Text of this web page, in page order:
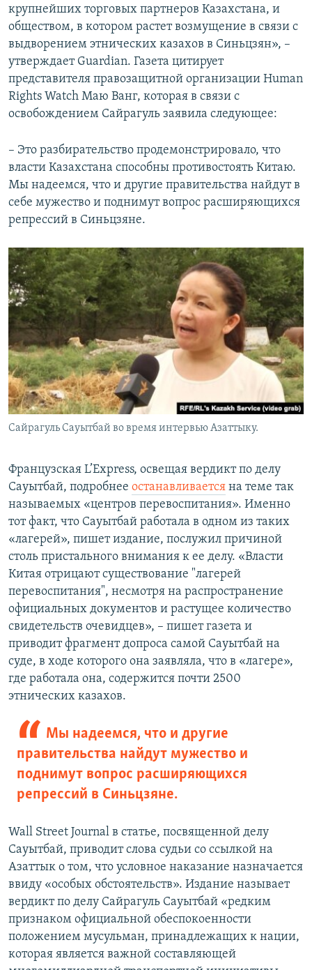
крупнейших торговых партнеров Казахстана, и
обществом, в котором растет возмущение в связи с
выдворением этнических казахов в Синьцзян», –
утверждает Guardian. Газета цитирует
представителя правозащитной организации Human
Rights Watch Маю Ванг, которая в связи с
освобождением Сайрагуль заявила следующее:
– Это разбирательство продемонстрировало, что
власти Казахстана способны противостоять Китаю.
Мы надеемся, что и другие правительства найдут в
себе мужество и поднимут вопрос расширяющихся
репрессий в Синьцзяне.
Сайрагуль Сауытбай во время интервью Азаттыку.
Французская L’Express, освещая вердикт по делу
Сауытбай, подробнее останавливается на теме так
называемых «центров перевоспитания». Именно
тот факт, что Сауытбай работала в одном из таких
«лагерей», пишет издание, послужил причиной
столь пристального внимания к ее делу. «Власти
Китая отрицают существование "лагерей
перевоспитания", несмотря на распространение
официальных документов и растущее количество
свидетельств очевидцев», – пишет газета и
приводит фрагмент допроса самой Сауытбай на
суде, в ходе которого она заявляла, что в «лагере»,
где работала она, содержится почти 2500
этнических казахов.
Мы надеемся, что и другие
правительства найдут мужество и
поднимут вопрос расширяющихся
репрессий в Синьцзяне.
Wall Street Journal в статье, посвященной делу
Сауытбай, приводит слова судьи со ссылкой на
Азаттык о том, что условное наказание назначается
ввиду «особых обстоятельств». Издание называет
вердикт по делу Сайрагуль Сауытбай «редким
признаком официальной обеспокоенности
положением мусульман, принадлежащих к нации,
которая является важной составляющей